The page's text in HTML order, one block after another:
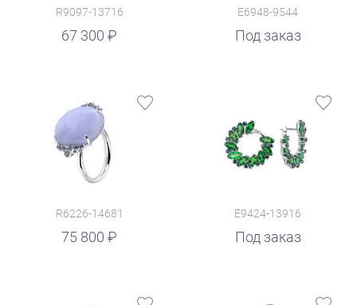
R9097-13716
67 300
E6948-9544
Под заказ
R6226-14681
75 800
E9424-13916
Под заказ